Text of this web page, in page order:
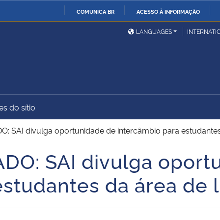
COMUNICA BR ACESSO À INFORMAÇÃO
Ministério da Defesa
Ministério das Relações
Exteriores
Ministério do
Desenvolvimento Regional
União
Advocacia-Geral da União Banco Central do Brasil
LANGUAGES
do sítio
SAI divulga oportunidade de intercâmbio para
SAI divulga
da área de